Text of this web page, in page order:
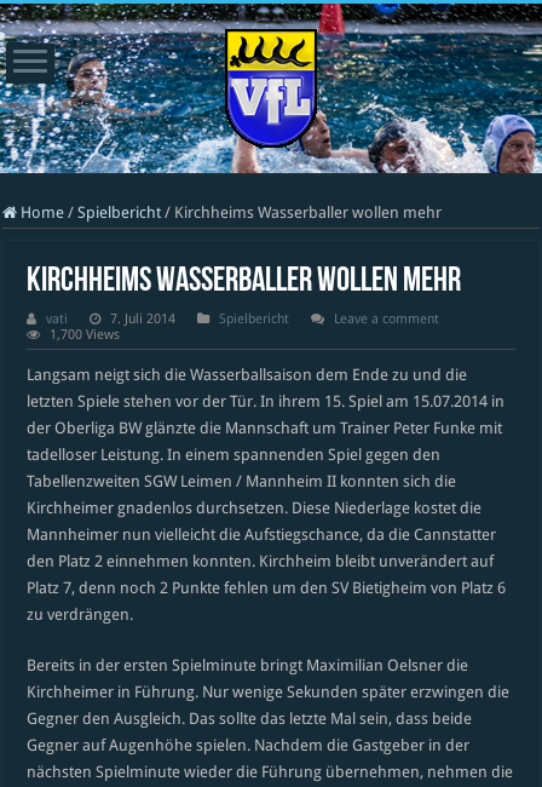
Home / Spielbericht / Kirchheims Wasserballer wollen mehr
Kirchheims Wasserballer wollen mehr
vati 7. Juli 2014 Spielbericht
Leave a comment
1,700 Views
Langsam neigt sich die Wasserballsaison dem Ende zu und die
letzten Spiele stehen vor der Tür. In ihrem 15. Spiel am 15.07.2014 in
der Oberliga BW glänzte die Mannschaft um Trainer Peter Funke mit
tadelloser Leistung. In einem spannenden Spiel gegen den
Tabellenzweiten SGW Leimen / Mannheim II konnten sich die
Kirchheimer gnadenlos durchsetzen. Diese Niederlage kostet die
Mannheimer nun vielleicht die Aufstiegschance, da die Cannstatter
den Platz 2 einnehmen konnten. Kirchheim bleibt unverändert auf
Platz 7, denn noch 2 Punkte fehlen um den SV Bietigheim von Platz 6
zu verdrängen.
Bereits in der ersten Spielminute bringt Maximilian Oelsner die
Kirchheimer in Führung. Nur wenige Sekunden später erzwingen die
Gegner den Ausgleich. Das sollte das letzte Mal sein, dass beide
Gegner auf Augenhöhe spielen. Nachdem die Gastgeber in der
nächsten Spielminute wieder die Führung übernehmen, nehmen die